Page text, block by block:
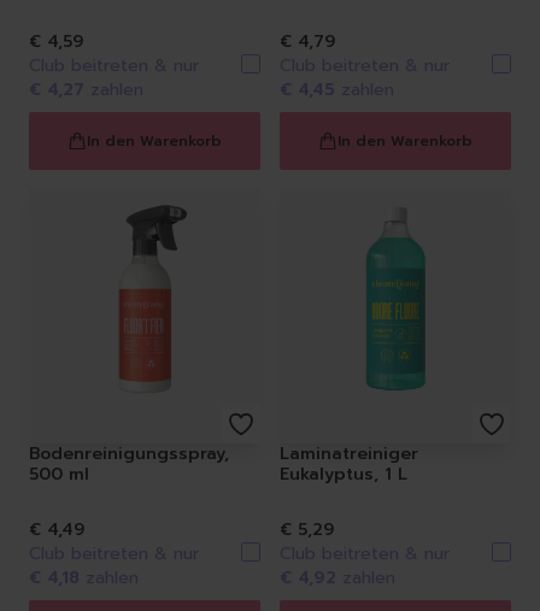
€ 4,59
In den Warenkorb
€ 4,79
In den Warenkorb
Bodenreinigungsspray,
500 ml
€ 4,49
Laminatreiniger
Eukalyptus, 1 L
€ 5,29